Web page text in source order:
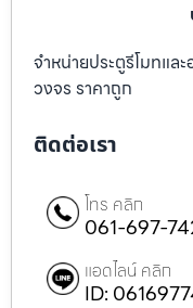
จำหน่ายประตูรีโมทแล
วงจร ราคาถูก
ติดต่อเรา
โทร คลิก
061-697-
แอดไลน์ คลิก
ID: